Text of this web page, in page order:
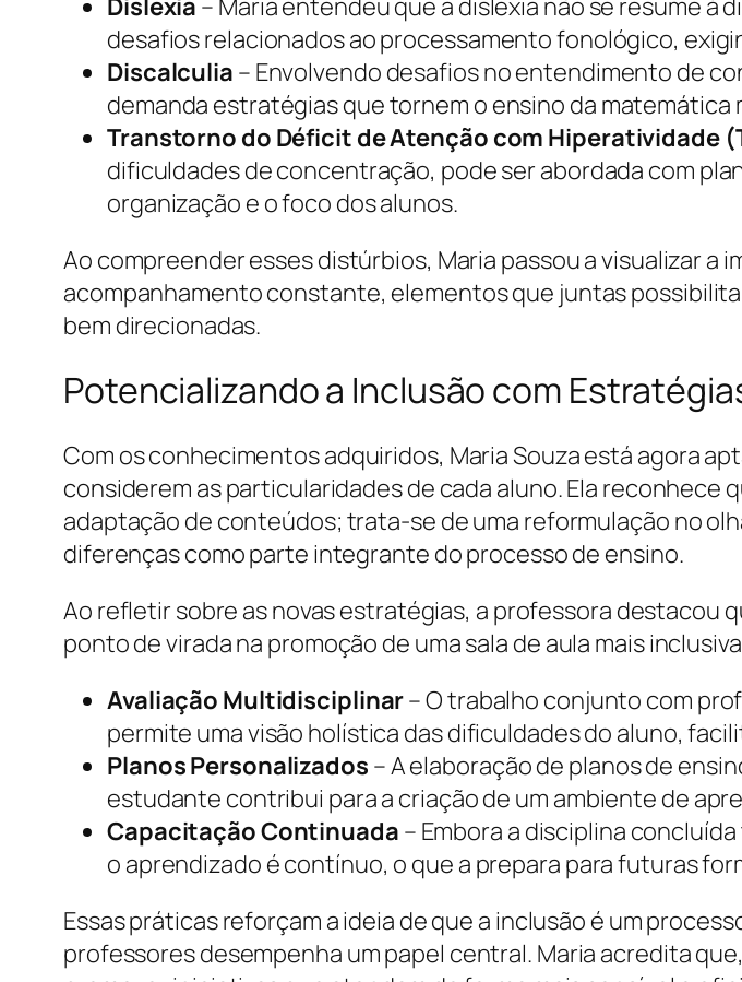
desafios relacionados ao processamento fonológico,
Discalculia – Envolvendo desafios no entendimento de
demanda estratégias que tornem o ensino da
Transtorno do Déficit de Atenção com Hiperatividade
dificuldades de concentração, pode ser abordada com
organização e o foco dos alunos.
Ao compreender esses distúrbios, Maria passou a visualizar a
acompanhamento constante, elementos que juntas
bem direcionadas.
Potencializando a Inclusão com
Com os conhecimentos adquiridos, Maria Souza está agora
considerem as particularidades de cada aluno. Ela reconhece
adaptação de conteúdos; trata-se de uma reformulação no
diferenças como parte integrante do processo de ensino.
Ao refletir sobre as novas estratégias, a professora
ponto de virada na promoção de uma sala de aula mais
Avaliação Multidisciplinar– O trabalho conjunto com
permite uma visão holística das dificuldades do aluno,
Planos Personalizados – A elaboração de planos de
estudante contribui para a criação de um ambiente de
Capacitação Continuada – Embora a disciplina
o aprendizado é contínuo, o que a prepara para futuras
Essas práticas reforçam a ideia de que a inclusão é um
professores desempenha um papel central. Maria acredita